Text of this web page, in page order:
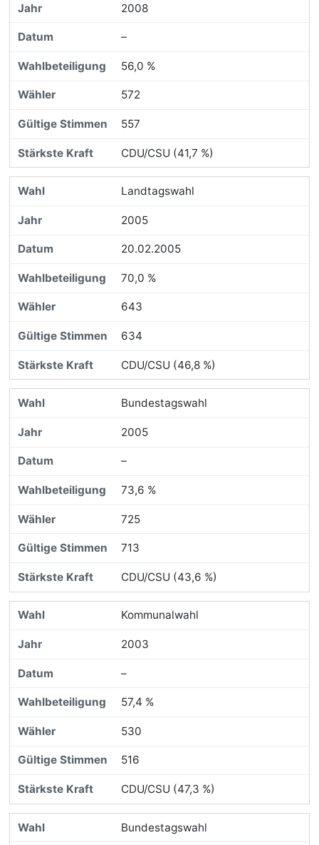
2008
–
56,0 %
572
557
CDU/CSU (41,7 %)
Landtagswahl
2005
20.02.2005
70,0 %
643
634
CDU/CSU (46,8 %)
Bundestagswahl
2005
–
73,6 %
725
713
CDU/CSU (43,6 %)
Kommunalwahl
2003
–
57,4 %
530
516
CDU/CSU (47,3 %)
Bundestagswahl